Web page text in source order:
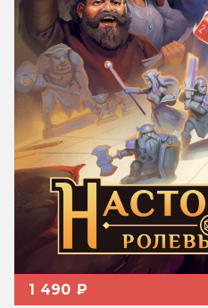
1 490 ₽